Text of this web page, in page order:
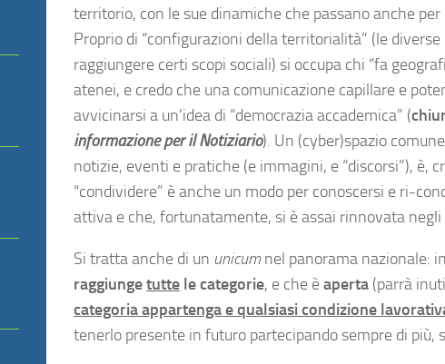
territorio, con le sue dinamiche che passano anche
Proprio di “configurazioni della territorialità” (le
raggiungere certi scopi sociali) si occupa chi “fa
atenei, e credo che una comunicazione capillare e
avvicinarsi a un’idea di “democrazia accademica” (
informazione per il Notiziario). Un (cyber)spazio
notizie, eventi e pratiche (e immagini, e “discorsi”), è,
“condividere” è anche un modo per conoscersi e ri-
attiva e che, fortunatamente, si è assai rinnovata
Si tratta anche di un unicumnel panorama nazionale:
raggiungetutte le categorie, e che èaperta (parrà
categoria appartenga e qualsiasi condizione
tenerlo presente in futuro partecipando sempre di più,